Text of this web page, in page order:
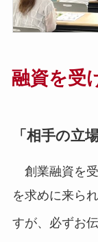
融資を受
「相手の立
創業融資を
を求めに来ら
すが、必ずお